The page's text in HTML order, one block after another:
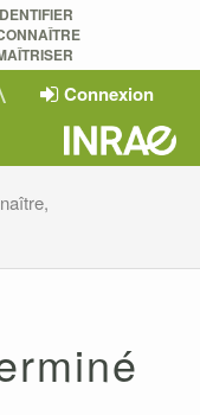
Connexion